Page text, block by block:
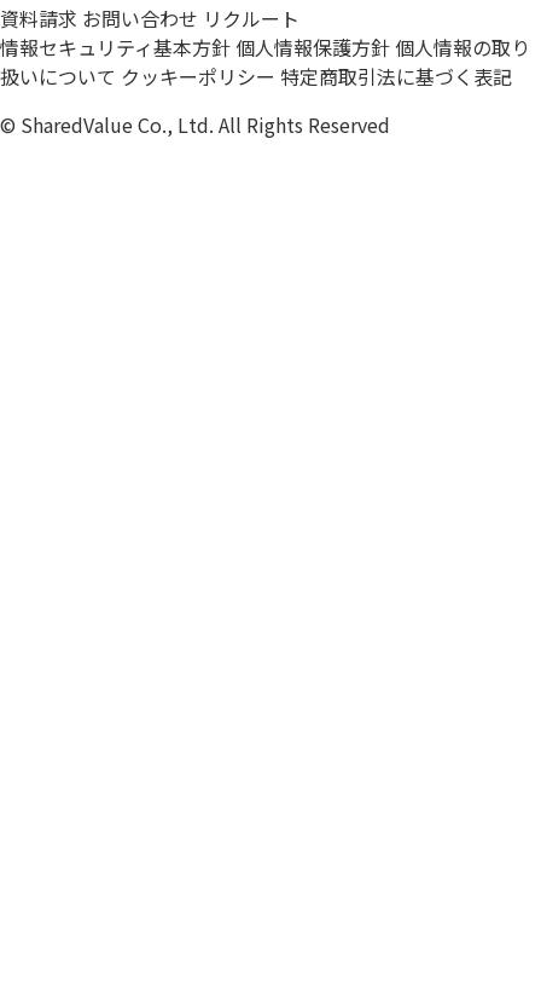
資料請求 お問い合わせ リクルート
情報セキュリティ基本方針 個人情報保護方針 個人情報の取り
扱いについて クッキーポリシー 特定商取引法に基づく表記
© SharedValue Co., Ltd. All Rights Reserved